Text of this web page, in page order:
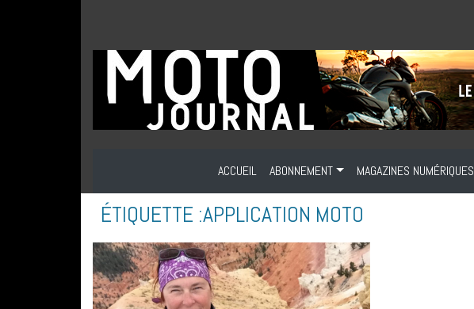
ACCUEIL ABONNEMENT MAGAZINES NUMÉRIQUES
ÉTIQUETTE :APPLICATION MOTO